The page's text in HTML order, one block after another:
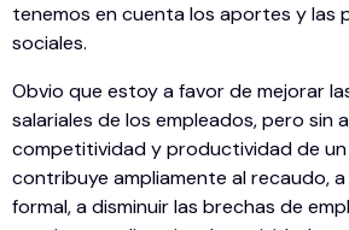
tenemos en cuenta los aportes y las
sociales.
Obvio que estoy a favor de mejorar
salariales de los empleados, pero sin
competitividad y productividad de
contribuye ampliamente al recaudo,
formal, a disminuir las brechas de